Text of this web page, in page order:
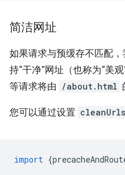
简洁网址
如果请求与预缓存不匹配
持“干净”网址（也称为“美
等请求将由 /about.html
您可以通过设置 cleanUrls
import {